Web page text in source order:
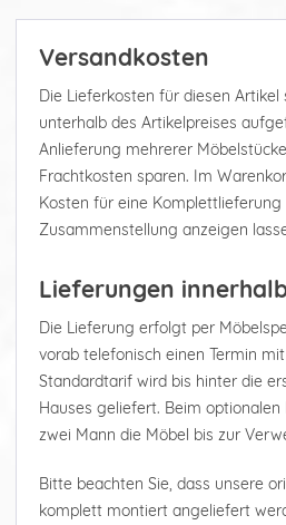
Versandkosten
Die Lieferkosten für diesen Artikel
unterhalb des Artikelpreises
Anlieferung mehrerer
Frachtkosten sparen. Im
Kosten für eine Komplettlieferung
Zusammenstellung anzeigen
Lieferungen
Die Lieferung erfolgt per
vorab telefonisch einen Termin
Standardtarif wird bis hinter die
Hauses geliefert. Beim
zwei Mann die Möbel bis zur
Bitte beachten Sie, dass unsere
komplett montiert angeliefert